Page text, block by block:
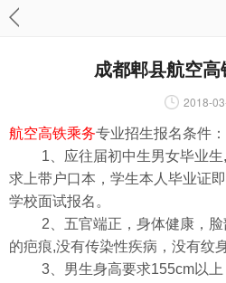
成都郫县航空
2018-
航空高铁乘务专业招生报名条件：
1、应往届初中生男女毕业生
求上带户口本，学生本人毕业证
学校面试报名。
2、五官端正，身体健康，脸
的疤痕,没有传染性疾病，没有纹
3、男生身高要求155cm以上